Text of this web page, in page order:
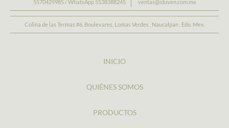
5570429985 / WhatsApp 5538388245 ventas@iduven.com.mx
Colina de las Termas #6, Boulevares, Lomas Verdes , Naucalpan , Edo. Mex.
INICIO
QUIÉNES SOMOS
PRODUCTOS